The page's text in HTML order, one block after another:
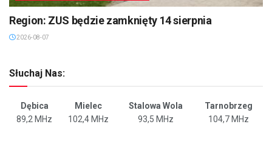
Region: ZUS będzie zamknięty 14 sierpnia
2026-08-07
Słuchaj Nas:
Dębica Mielec Stalowa Wola
Tarnobrzeg
89,2 MHz
102,4 MHz 93,5 MHz 104,7 MHz